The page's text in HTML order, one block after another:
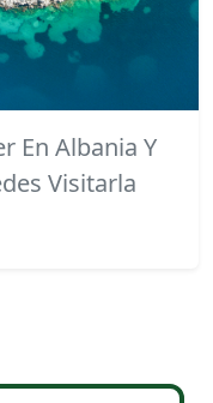
En Albania Y
Visitarla